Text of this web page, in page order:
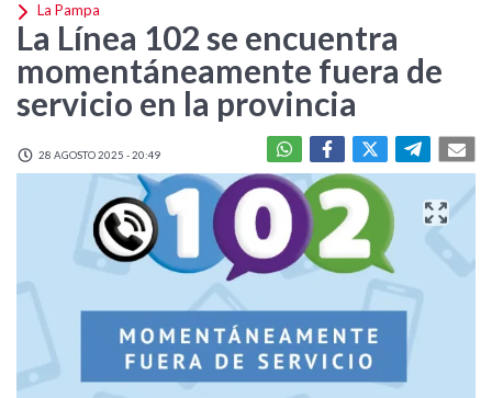
La Pampa
La Línea 102 se encuentra
momentáneamente fuera de
servicio en la provincia
28 AGOSTO 2025 - 20:49